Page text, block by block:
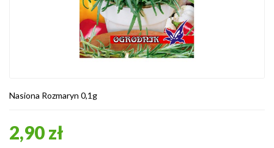
Nasiona Rozmaryn 0,1g
2,90 zł